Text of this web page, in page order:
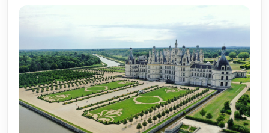
Un poco de historia del Castillo de Langeais
La boda de Ana de Bretaña y Carlos VIII
Castillo de Cheverny
Cómo llegar al Château de Cheverny
Cheverny y Tintín
La visita al Château de Cheverny